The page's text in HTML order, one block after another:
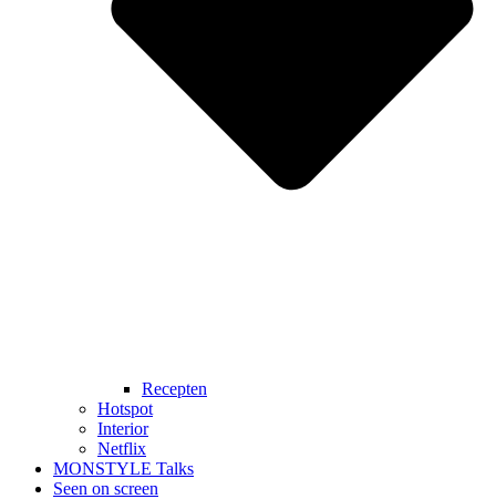
Recepten
Hotspot
Interior
Netflix
MONSTYLE Talks
Seen on screen